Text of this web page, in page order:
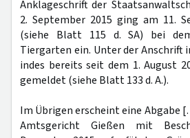
Anklageschrift der
2. September 2015 ging am 11.
(siehe Blatt 115 d. SA) bei
Tiergarten ein. Unter der Anschrift
indes bereits seit dem 1. August
gemeldet (siehe Blatt 133 d. A.).
Im Übrigen erscheint eine Abgabe
Amtsgericht Gießen mit